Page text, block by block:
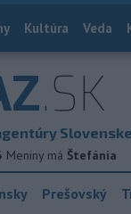
Kultúra Veda
.SK
Meniny má Štefánia
Prešovský